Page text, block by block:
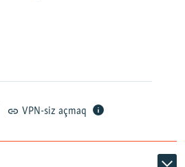
VPN-siz açmaq